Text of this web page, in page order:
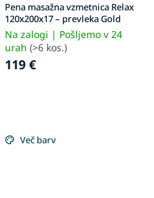
Pena masažna vzmetnica Relax
120x200x17 – prevleka Gold
Na zalogi | Pošljemo v 24
urah (>6 kos.)
119 €
Več barv